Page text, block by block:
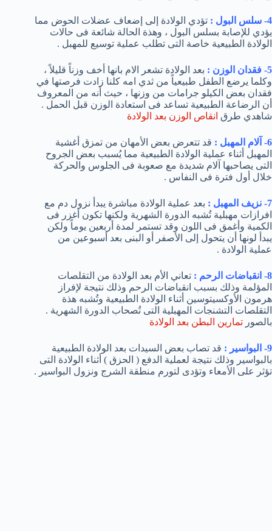
4- سلس البول :
تؤدي الولادة إلى إضعاف عضلات الحوض مما
يؤدي للإصابة بسلس البول ، وهذة الحالة شائعة فى حالات
الولادة الطبيعية خاصة التى تطلب عملية توسيع للمهبل .
5- فقدان الوزن :
بعد الولادة تشعر الام بانها أخف وزناً قليلاً ،
وكلما يرضع الطفل طبيعياً من ثدي امه كلنا زادت فرصتها في
فقدان بعض الكيلو جرامات من وزنها ، حيث أنه من المعروف
أن الرضاعة الطبيعية تساعد فى استعادة الوزن قبل الحمل .
شاهدي طرق انقاص الوزن بعد الولادة
6- آلام المهبل :
قد تتعرض بعض الأمهان من تمزق أغشية
المهبل أثناء عملية الولادة الطبيعية مما يُسبب بعض الجروح
التى يصاحبها آلام شديدة مع صعوبة فى الجلوس والحركة
خلال أول فترة فى النفاس .
7- نزيف المهبل :
بعد عملية الولادة مباشرة يبدأ نزول دم مع
افرازات مهبلية تُشبه الدورة الشهرية ولكنها تكون أغزر فى
الكمية وأغمق فى اللون وقد تستمر لمدة أربعين يوماً ولكن
يبدأ لونها أن يتحول إلى الأصفر أو البنى بعد أسبوعين من
عملية الولادة .
8- انقباضات الرحم :
تعاني الأم بعد الولادة من التقلصات
المؤلمة وذلك بسبب انقباضات الرحم وذلك نتيجة لإفراز
هرمون الأوكسيتوسين أثناء الولادة الطبيعية وتُشبه هذة
التقلصات التشنجات المهبلية التى تُصحاب الدورة الشهرية .
بالصور تمارين البطن بعد الولادة
9- البواسير :
قد تصاب بعض السيدات بعد الولادة الطبيعية
بالبواسير وذلك نتيجة لعملية الدفع ( الحزق ) أثناء الولادة التى
تؤثر على الأمعاء وتؤدى لتورم منطقة الشرج ونزول البواسير .